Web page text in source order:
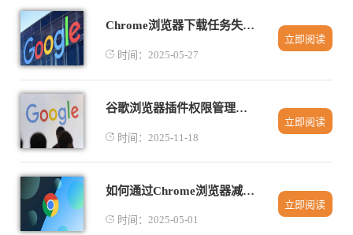
Chrome浏览器下载任务失败自动提醒功能
时间：2025-05-27
立即阅读
谷歌浏览器插件权限管理操作创新策略探索
时间：2025-11-18
立即阅读
如何通过Chrome浏览器减少页面中的冗余请求
时间：2025-05-01
立即阅读